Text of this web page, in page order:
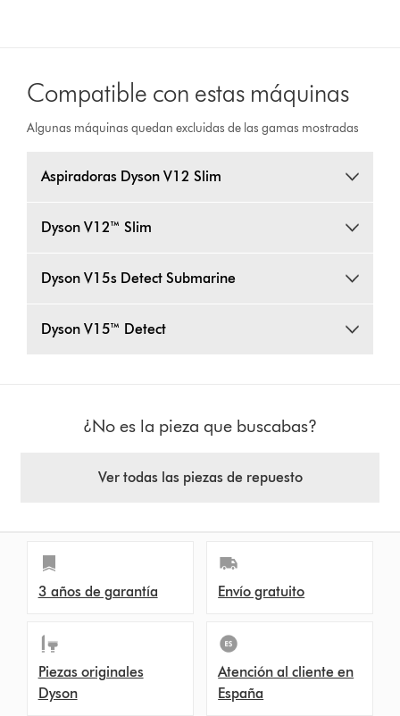
Compatible con estas máquinas
Algunas máquinas quedan excluidas de las gamas mostradas
Aspiradoras Dyson V12 Slim
Dyson V12™ Slim
Dyson V15s Detect Submarine
Dyson V15™ Detect
¿No es la pieza que buscabas?
Ver todas las piezas de repuesto
3 años de garantía Envío gratuito
Piezas originales
Dyson
Atención al cliente en
España